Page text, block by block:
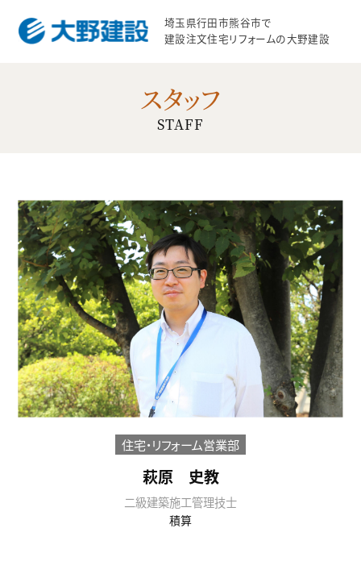
埼玉県行田市熊谷市で
建設注文住宅リフォームの大野建設
スタッフ
STAFF
住宅・リフォーム営業部
萩原 史教
二級建築施工管理技士
積算